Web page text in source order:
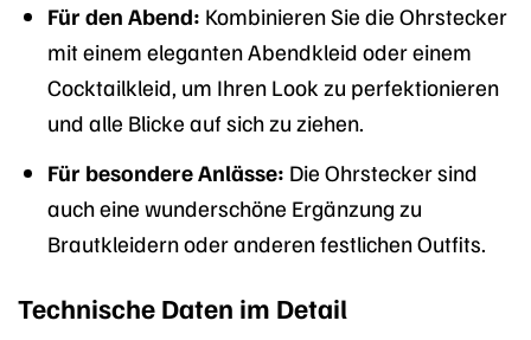
Für den Abend: Kombinieren Sie die Ohrstecker
mit einem eleganten Abendkleid oder einem
Cocktailkleid, um Ihren Look zu perfektionieren
und alle Blicke auf sich zu ziehen.
Für besondere Anlässe: Die Ohrstecker sind
auch eine wunderschöne Ergänzung zu
Brautkleidern oder anderen festlichen Outfits.
Technische Daten im Detail